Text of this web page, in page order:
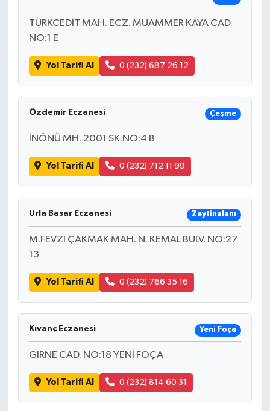
TÜRKCEDİT MAH. ECZ. MUAMMER KAYA CAD.
NO:1 E
Yol Tarifi Al 0 (232) 687 26 12
Özdemir Eczanesi Çeşme
İNÖNÜ MH. 2001 SK.NO:4 B
Yol Tarifi Al 0 (232) 712 11 99
Urla Basar Eczanesi Zeytinalanı
M.FEVZI ÇAKMAK MAH. N. KEMAL BULV. NO:27
13
Yol Tarifi Al 0 (232) 766 35 16
Kıvanç Eczanesi Yeni Foça
GIRNE CAD. NO:18 YENİ FOÇA
Yol Tarifi Al 0 (232) 814 60 31